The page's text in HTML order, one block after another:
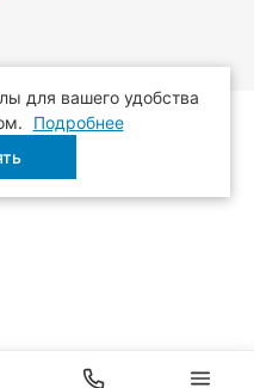
для вашего удобства
Подробнее